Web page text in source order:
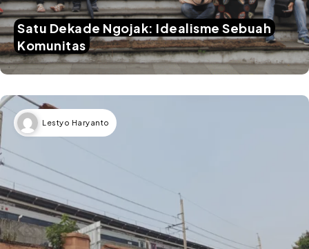
Satu Dekade Ngojak: Idealisme Sebuah
Komunitas
Lestyo Haryanto